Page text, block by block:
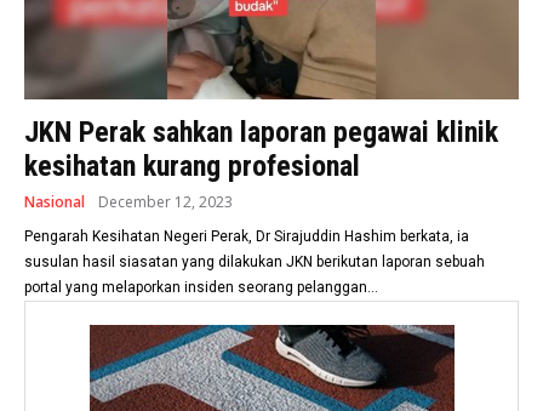
JKN Perak sahkan laporan pegawai klinik
kesihatan kurang profesional
Nasional December 12, 2023
Pengarah Kesihatan Negeri Perak, Dr Sirajuddin Hashim berkata, ia
susulan hasil siasatan yang dilakukan JKN berikutan laporan sebuah
portal yang melaporkan insiden seorang pelanggan...